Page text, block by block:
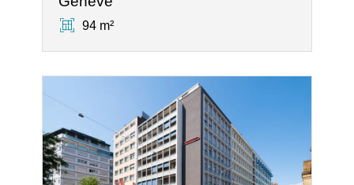
94 m²